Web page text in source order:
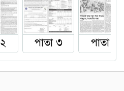
পাতা ৩ পাতা ৪